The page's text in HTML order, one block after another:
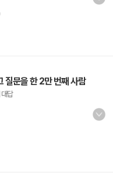
질문을 한 2만 번째 사람
답